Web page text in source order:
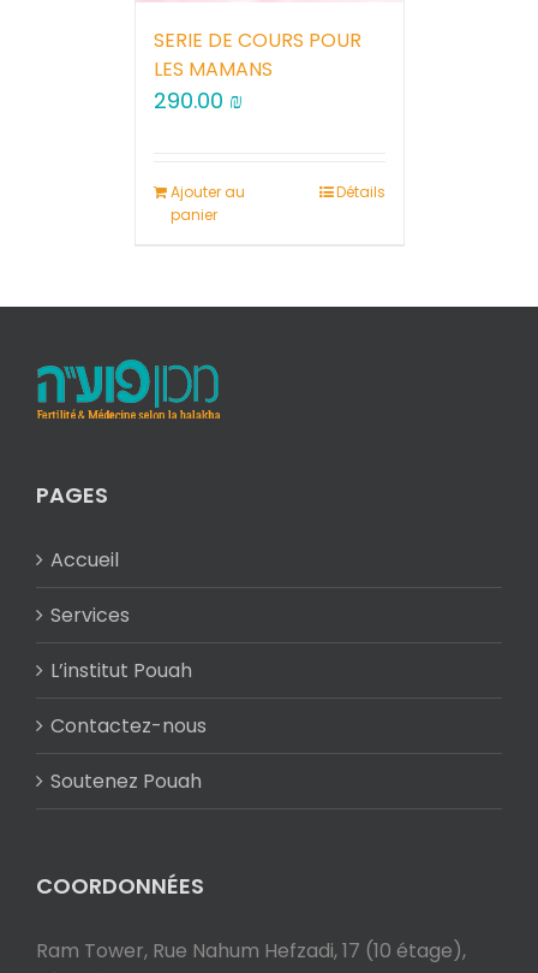
SERIE DE COURS POUR
LES MAMANS
290.00 ₪
Ajouter au
panier
Détails
PAGES
Accueil
Services
L’institut Pouah
Contactez-nous
Soutenez Pouah
COORDONNÉES
Ram Tower, Rue Nahum Hefzadi, 17 (10 étage),